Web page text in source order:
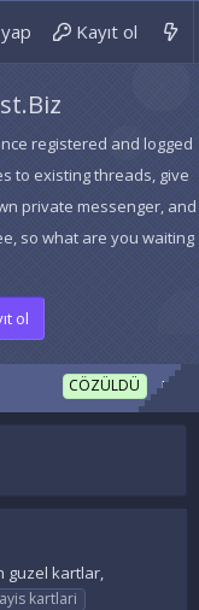
Kayıt ol
registered and logged
to existing threads, give
private messenger, and
so what are you waiting
ol
CÖZÜLDÜ _HİLAL
guzel kartlar,
kartlari